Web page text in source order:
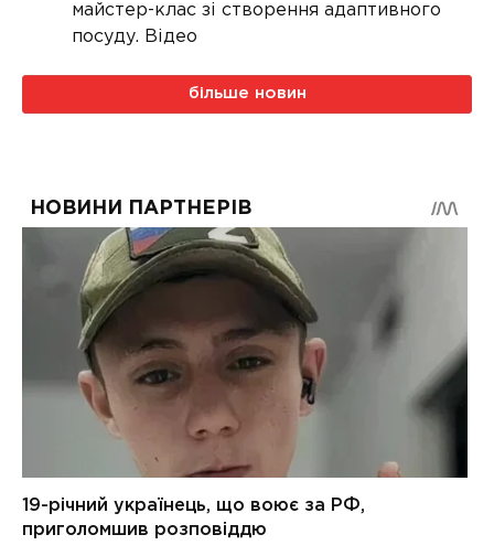
майстер-клас зі створення адаптивного
посуду. Відео
більше новин